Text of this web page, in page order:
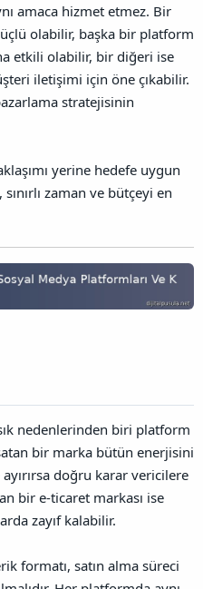
amaca hizmet etmez. Bir
olabilir, başka bir platform
etkili olabilir, bir diğeri ise
iletişimi için öne çıkabilir.
stratejisinin
yerine hedefe uygun
zaman ve bütçeyi en
nedenlerinden biri platform
bir marka bütün enerjisini
doğru karar vericilere
bir e-ticaret markası ise
zayıf kalabilir.
formatı, satın alma süreci